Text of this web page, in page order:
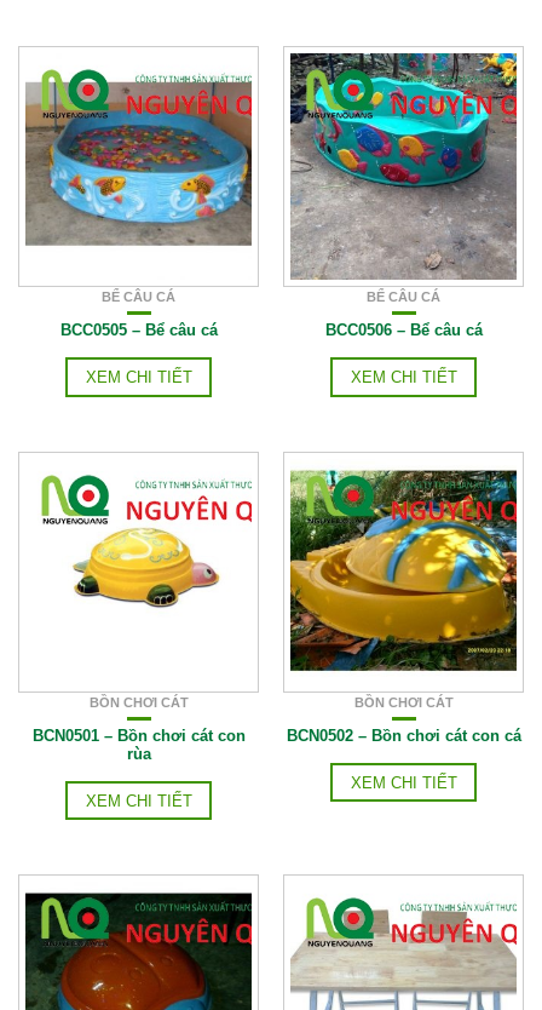
BỂ CÂU CÁ
BCC0505 – Bể câu cá
XEM CHI TIẾT
BỂ CÂU CÁ
BCC0506 – Bể câu cá
XEM CHI TIẾT
BỒN CHƠI CÁT
BCN0501 – Bồn chơi cát con
rùa
XEM CHI TIẾT
BỒN CHƠI CÁT
BCN0502 – Bồn chơi cát con cá
XEM CHI TIẾT